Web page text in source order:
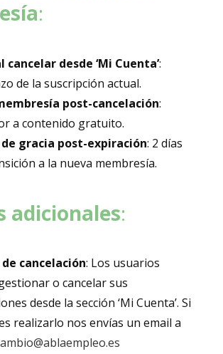
:
cancelar desde ‘Mi Cuenta’:
de la suscripción actual.
post-cancelación:
a contenido gratuito.
gracia post-expiración: 2 días
a la nueva membresía.
adicionales:
cancelación: Los usuarios
o cancelar sus
desde la sección ‘Mi Cuenta’. Si
realizarlo nos envías un email a